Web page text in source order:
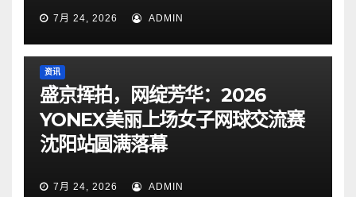
7月 24, 2026 ADMIN
资讯
盛京挥拍，网绽芳华：2026
YONEX美丽上场女子网球交流赛
沈阳站圆满落幕
7月 24, 2026 ADMIN